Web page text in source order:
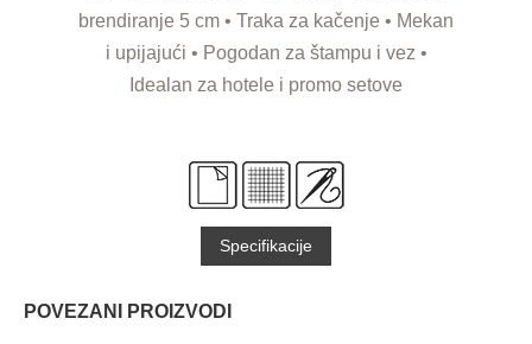
brendiranje 5 cm • Traka za kačenje • Mekan
i upijajući • Pogodan za štampu i vez •
Idealan za hotele i promo setove
Specifikacije
POVEZANI PROIZVODI